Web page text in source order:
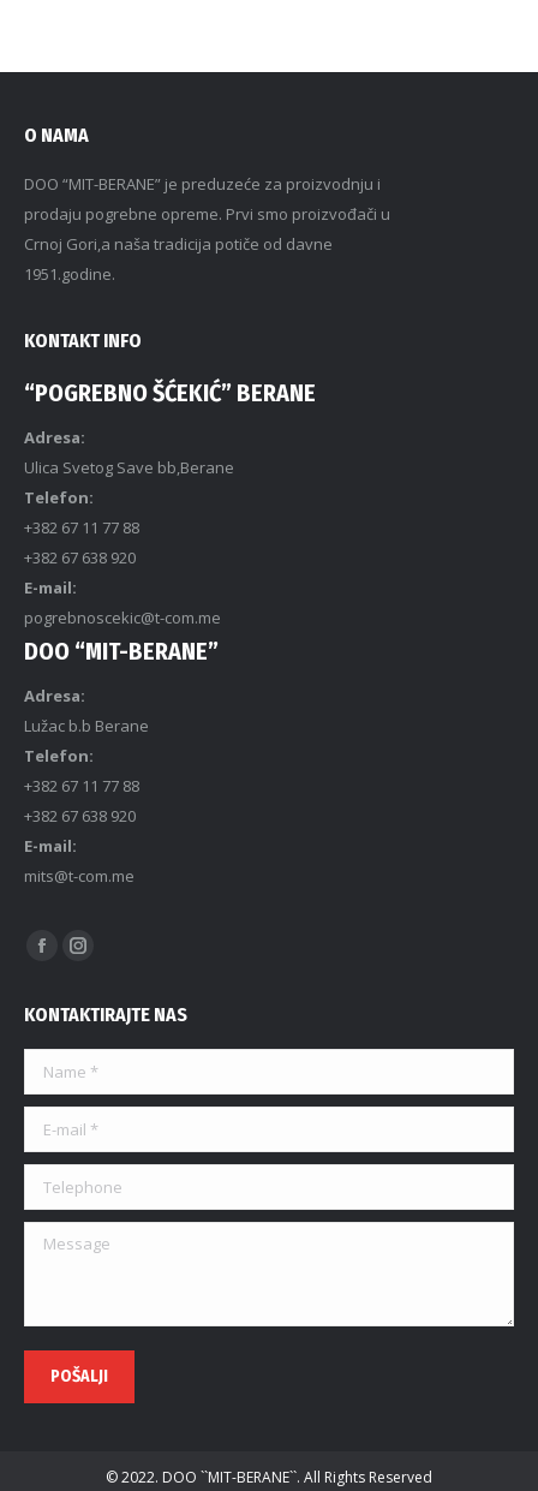
O NAMA
DOO “MIT-BERANE” je preduzeće za proizvodnju i
prodaju pogrebne opreme. Prvi smo proizvođači u
Crnoj Gori,a naša tradicija potiče od davne
1951.godine.
KONTAKT INFO
“POGREBNO ŠĆEKIĆ” BERANE
Adresa:
Ulica Svetog Save bb,Berane
Telefon:
+382 67 11 77 88
+382 67 638 920
E-mail:
pogrebnoscekic@t-com.me
DOO “MIT-BERANE”
Adresa:
Lužac b.b Berane
Telefon:
+382 67 11 77 88
+382 67 638 920
E-mail:
mits@t-com.me
Find us on:
KONTAKTIRAJTE NAS
Name *
E-mail *
Telephone
Message
POŠALJI
© 2022. DOO ``MIT-BERANE``. All Rights Reserved